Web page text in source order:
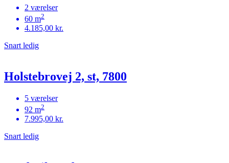
2 værelser
60 m2
4.185,00 kr.
Snart ledig
Holstebrovej 2, st, 7800
5 værelser
92 m2
7.995,00 kr.
Snart ledig